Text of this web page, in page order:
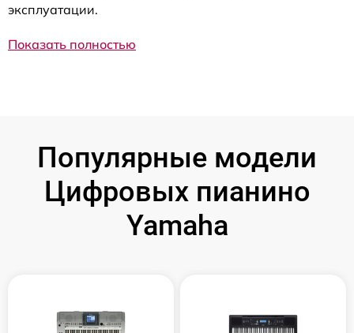
эксплуатации.
Показать полностью
Популярные модели
Цифровых пианино
Yamaha